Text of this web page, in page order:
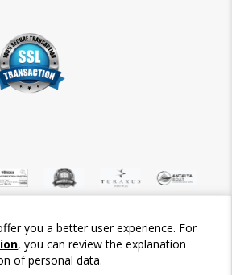
you a better user experience. For
, you can review the explanation
of personal data.
©2026 Tour-Trips